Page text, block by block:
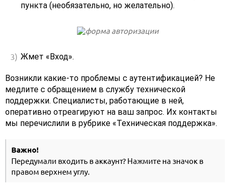
пункта (необязательно, но желательно).
Жмет «Вход».
Возникли какие-то проблемы с аутентификацией? Не
медлите с обращением в службу технической
поддержки. Специалисты, работающие в ней,
оперативно отреагируют на ваш запрос. Их контакты
мы перечислили в рубрике «Техническая поддержка».
Важно!
Передумали входить в аккаунт? Нажмите на значок в
правом верхнем углу.